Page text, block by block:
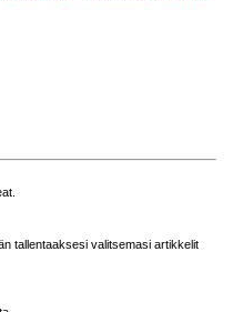
tallentaaksesi valitsemasi artikkelit